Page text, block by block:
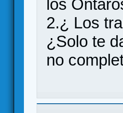
los
2.¿ Los
¿Solo te
no